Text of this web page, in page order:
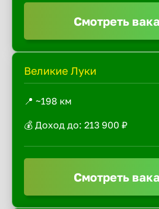
Смотреть
Великие Луки
📍 ~198 км
💰 Доход до: 213 900 ₽
Смотреть